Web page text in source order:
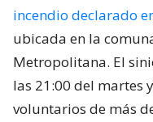
incendio declarado
ubicada en la
Metropolitana. El
las 21:00 del martes
voluntarios de más